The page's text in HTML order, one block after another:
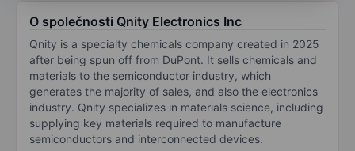
O společnosti Qnity Electronics Inc
Qnity is a specialty chemicals company created in 2025
after being spun off from DuPont. It sells chemicals and
materials to the semiconductor industry, which
generates the majority of sales, and also the electronics
industry. Qnity specializes in materials science, including
supplying key materials required to manufacture
semiconductors and interconnected devices.